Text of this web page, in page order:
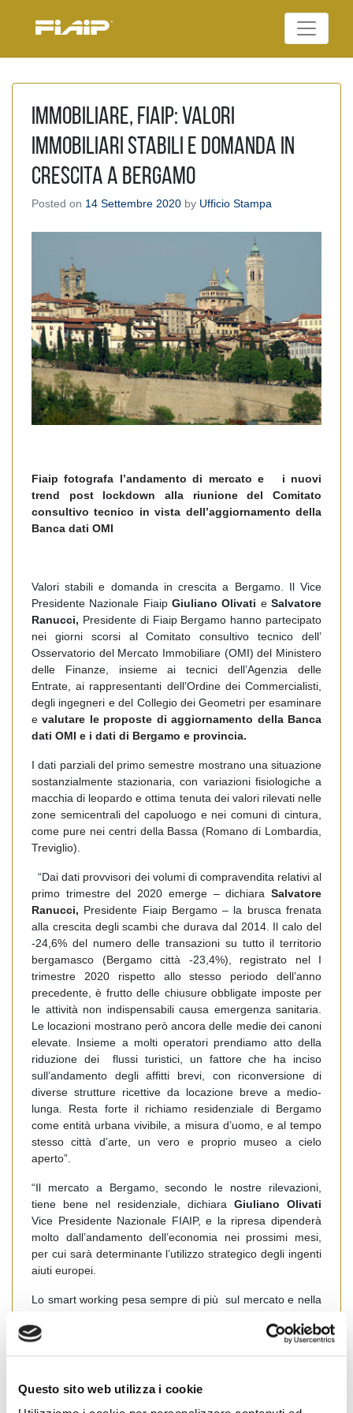
Questo sito web utilizza i cookie
Federazione Italiana
Immobiliare, FIAIP: Valori
immobiliari stabili e domanda in
crescita a Bergamo
Posted on 14 Settembre 2020 by Ufficio Stampa
Fiaip fotografa l’andamento di mercato e i nuovi
trend post lockdown alla riunione del Comitato
consultivo tecnico in vista dell’aggiornamento della
Banca dati OMI
Valori stabili e domanda in crescita a Bergamo. Il Vice
Presidente Nazionale Fiaip Giuliano Olivati eSalvatore
Ranucci, Presidente di Fiaip Bergamo hanno partecipato
nei giorni scorsi al Comitato consultivo tecnico dell’
Osservatorio del Mercato Immobiliare (OMI) del Ministero
delle Finanze, insieme ai tecnici dell’Agenzia delle
Entrate, ai rappresentanti dell’Ordine dei Commercialisti,
degli ingegneri e del Collegio dei Geometri per esaminare
evalutare le proposte di aggiornamento della Banca
dati OMI e i dati di Bergamo e provincia.
I dati parziali del primo semestre mostrano una situazione
sostanzialmente stazionaria, con variazioni fisiologiche a
macchia di leopardo e ottima tenuta dei valori rilevati nelle
zone semicentrali del capoluogo e nei comuni di cintura,
come pure nei centri della Bassa (Romano di Lombardia,
Treviglio).
“Dai dati provvisori dei volumi di compravendita relativi al
primo trimestre del 2020 emerge – dichiara Salvatore
Ranucci, Presidente Fiaip Bergamo – la brusca frenata
alla crescita degli scambi che durava dal 2014. Il calo del
-24,6% del numero delle transazioni su tutto il territorio
bergamasco (Bergamo città -23,4%), registrato nel I
trimestre 2020 rispetto allo stesso periodo dell’anno
precedente, è frutto delle chiusure obbligate imposte per
le attività non indispensabili causa emergenza sanitaria.
Le locazioni mostrano però ancora delle medie dei canoni
elevate. Insieme a molti operatori prendiamo atto della
riduzione dei flussi turistici, un fattore che ha inciso
sull’andamento degli affitti brevi, con riconversione di
diverse strutture ricettive da locazione breve a medio-
lunga. Resta forte il richiamo residenziale di Bergamo
come entità urbana vivibile, a misura d’uomo, e al tempo
stesso città d’arte, un vero e proprio museo a cielo
aperto”.
“Il mercato a Bergamo, secondo le nostre rilevazioni,
tiene bene nel residenziale, dichiara Giuliano Olivati
Vice Presidente Nazionale FIAIP, e la ripresa dipenderà
molto dall’andamento dell’economia nei prossimi mesi,
per cui sarà determinante l’utilizzo strategico degli ingenti
aiuti europei.
Lo smart working pesa sempre di più sul mercato e nella
famiglie – precisa Olivati – come pure la richiesta di spazi
la domanda oggi sale a +15% nel primo semestre 2020.